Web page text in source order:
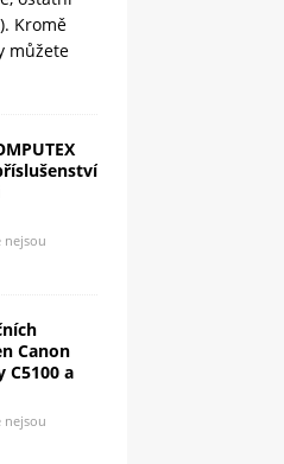
Kromě
můžete
nejsou
Canon
C5100 a
nejsou